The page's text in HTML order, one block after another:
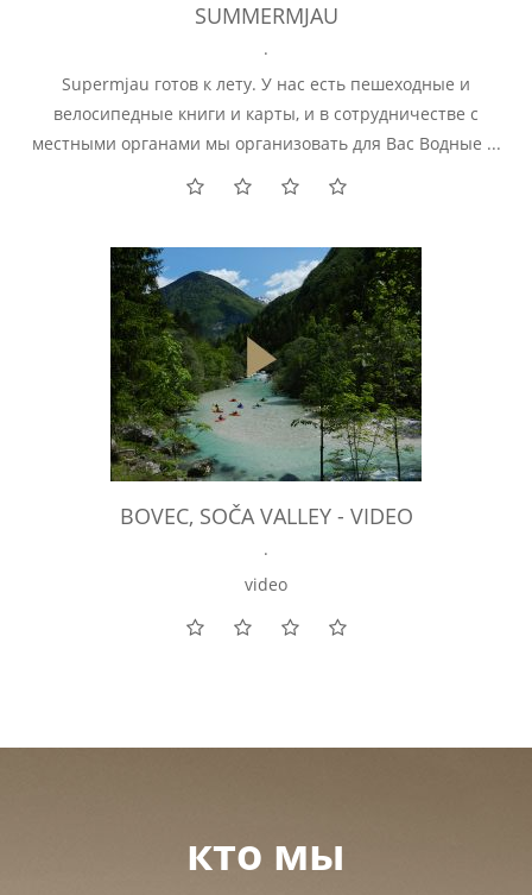
SUMMERMJAU
.
Supermjau готов к лету. У нас есть пешеходные и
велосипедные книги и карты, и в сотрудничестве с
местными органами мы организовать для Вас Водные ...
BOVEC, SOČA VALLEY - VIDEO
.
video
кто мы